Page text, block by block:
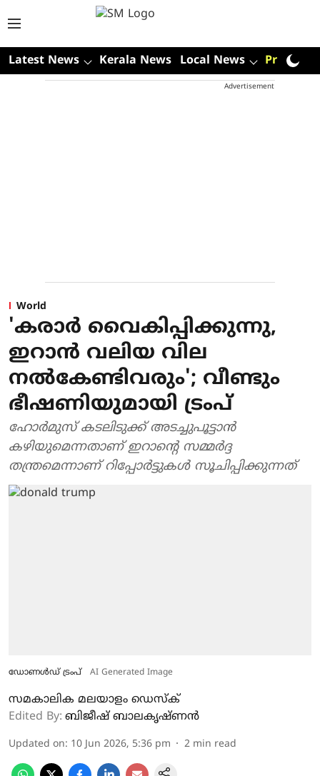
Latest News Kerala News Local News Premium
Advertisement
World
'കരാര്‍ വൈകിപ്പിക്കുന്നു,
ഇറാന്‍ വലിയ വില
നല്‍കേണ്ടിവരും'; വീണ്ടും
ഭീഷണിയുമായി ട്രംപ്
ഹോര്‍മുസ് കടലിടുക്ക് അടച്ചുപൂട്ടാന്‍
കഴിയുമെന്നതാണ് ഇറാന്റെ സമ്മര്‍ദ്ദ
തന്ത്രമെന്നാണ് റിപ്പോര്‍ട്ടുകള്‍ സൂചിപ്പിക്കുന്നത്
ഡോണള്‍ഡ് ട്രംപ് AI Generated Image
സമകാലിക മലയാളം ഡെസ്ക്
Edited By: ബിജീഷ് ബാലകൃഷ്ണൻ
Updated on: 10 Jun 2026, 5:36 pm 2 min read